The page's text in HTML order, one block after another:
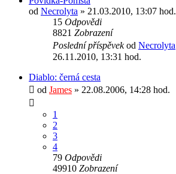
od Necrolyta » 21.03.2010, 13:07 hod.
15 Odpovědi
8821 Zobrazení
Poslední příspěvekod Necrolyta
26.11.2010, 13:31 hod.
Diablo: černá cesta
od James » 22.08.2006, 14:28 hod.
1
2
3
4
79 Odpovědi
49910 Zobrazení